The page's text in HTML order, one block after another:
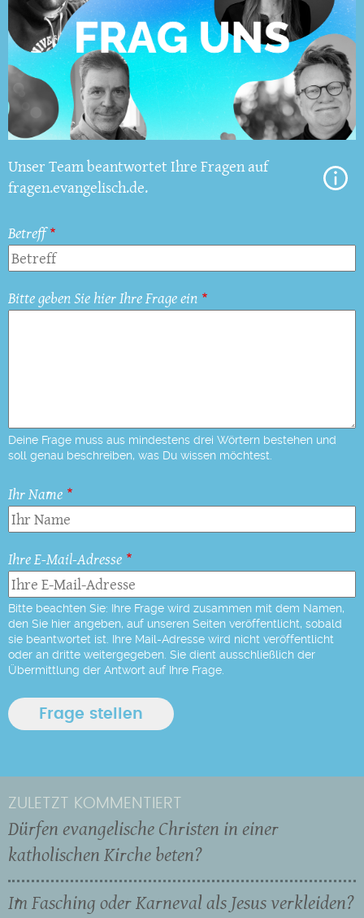
Unser Team beantwortet Ihre Fragen auf
fragen.evangelisch.de.
Betreff
Bitte geben Sie hier Ihre Frage ein
Deine Frage muss aus mindestens drei Wörtern bestehen und
soll genau beschreiben, was Du wissen möchtest.
Ihr Name
Ihre E-Mail-Adresse
Bitte beachten Sie: Ihre Frage wird zusammen mit dem Namen,
den Sie hier angeben, auf unseren Seiten veröffentlicht, sobald
sie beantwortet ist. Ihre Mail-Adresse wird nicht veröffentlicht
oder an dritte weitergegeben. Sie dient ausschließlich der
Übermittlung der Antwort auf Ihre Frage.
ZULETZT KOMMENTIERT
Dürfen evangelische Christen in einer
katholischen Kirche beten?
Im Fasching oder Karneval als Jesus verkleiden?